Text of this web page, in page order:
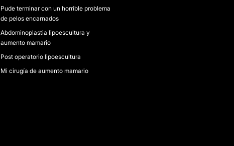
Pude terminar con un horrible problema
de pelos encarnados
Abdominoplastia lipoescultura y
aumento mamario
Post operatorio lipoescultura
Mi cirugía de aumento mamario